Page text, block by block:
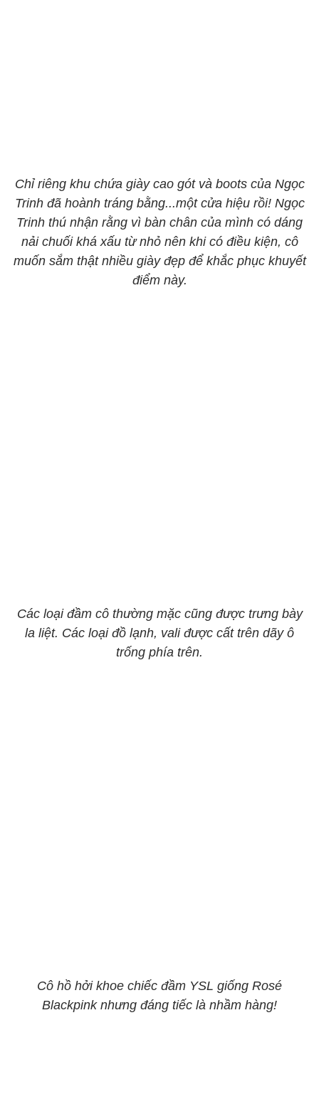
Chỉ riêng khu chứa giày cao gót và boots của Ngọc
Trinh đã hoành tráng bằng...một cửa hiệu rồi! Ngọc
Trinh thú nhận rằng vì bàn chân của mình có dáng
nải chuối khá xấu từ nhỏ nên khi có điều kiện, cô
muốn sắm thật nhiều giày đẹp để khắc phục khuyết
điểm này.
Các loại đầm cô thường mặc cũng được trưng bày
la liệt. Các loại đồ lạnh, vali được cất trên dãy ô
trống phía trên.
Cô hồ hởi khoe chiếc đầm YSL giống Rosé
Blackpink nhưng đáng tiếc là nhầm hàng!